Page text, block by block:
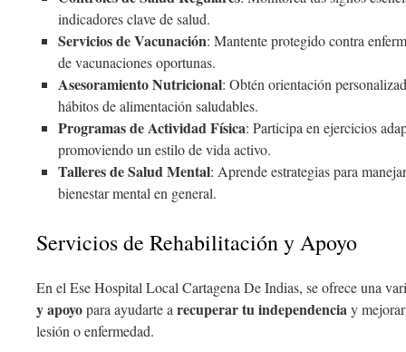
indicadores clave de salud.
Servicios de Vacunación: Mantente protegido contra
de vacunaciones oportunas.
Asesoramiento Nutricional: Obtén orientación
hábitos de alimentación saludables.
Programas de Actividad Física: Participa en ejercicios
promoviendo un estilo de vida activo.
Talleres de Salud Mental: Aprende estrategias para
bienestar mental en general.
Servicios de Rehabilitación y Apoyo
En el Ese Hospital Local Cartagena De Indias, se ofrece una
y apoyopara ayudarte a recuperar tu independenciay
lesión o enfermedad.